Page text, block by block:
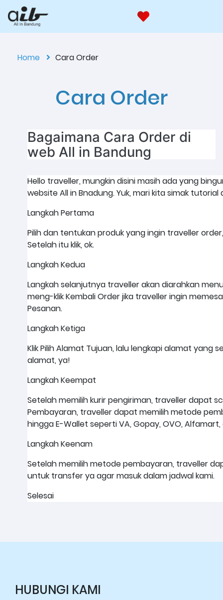
Home Cara Order
Cara Order
Bagaimana Cara Order di
web All in Bandung
Hello traveller, mungkin disini masih ada yang
website All in Bnadung. Yuk, mari kita simak tutorial
Langkah Pertama
Pilih dan tentukan produk yang ingin traveller
Setelah itu klik, ok.
Langkah Kedua
Langkah selanjutnya traveller akan diarahkan
meng-klik Kembali Order jika traveller ingin
Pesanan.
Langkah Ketiga
Klik Pilih Alamat Tujuan, lalu lengkapi alamat yang
alamat, ya!
Langkah Keempat
Setelah memilih kurir pengiriman, traveller dapat
Pembayaran, traveller dapat memilih metode
hingga E-Wallet seperti VA, Gopay, OVO,
Langkah Keenam
Setelah memilih metode pembayaran, traveller
untuk transfer ya agar masuk dalam jadwal kami.
Selesai
HUBUNGI KAMI